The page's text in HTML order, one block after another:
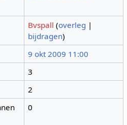
Bvspall (overleg |
bijdragen)
9 okt 2009 11:00
3
2
0